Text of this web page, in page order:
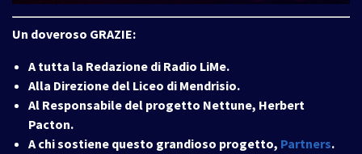
Un doveroso GRAZIE:
A tutta la Redazione di Radio LiMe.
Alla Direzione del Liceo di Mendrisio.
Al Responsabile del progetto Nettune, Herbert
Pacton.
A chi sostiene questo grandioso progetto, Partners.